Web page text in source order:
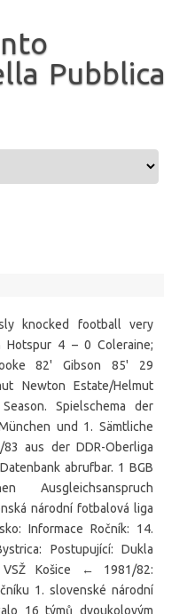
Pubblica
knocked football very
Hotspur 4 – 0 Coleraine;
82' Gibson 85' 29
Newton Estate/Helmut
Spielschema der
und 1. Sämtliche
aus der DDR-Oberliga
abrufbar. 1 BGB
Ausgleichsanspruch
národní fotbalová liga
Informace Ročník: 14.
Postupující: Dukla
VSŽ Košice ← 1981/82:
1. slovenské národní
16 týmů dvoukolovým